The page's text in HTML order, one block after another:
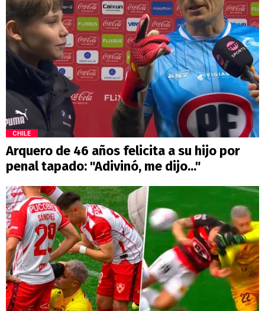
CHILE
Arquero de 46 años felicita a su hijo por
penal tapado: "Adivinó, me dijo..."